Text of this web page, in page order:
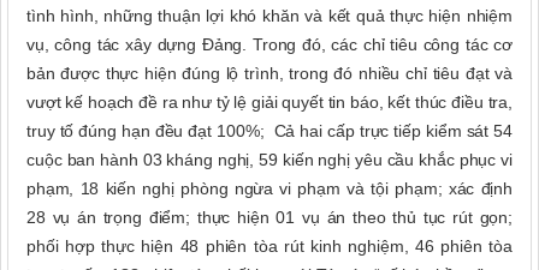
tình hình, những thuận lợi khó khăn và kết quả thực hiện nhiệm
vụ, công tác xây dựng Đảng. Trong đó, các chỉ tiêu công tác cơ
bản được thực hiện đúng lộ trình, trong đó nhiều chỉ tiêu đạt và
vượt kế hoạch đề ra như tỷ lệ giải quyết tin báo, kết thúc điều tra,
truy tố đúng hạn đều đạt 100%; Cả hai cấp trực tiếp kiểm sát 54
cuộc ban hành 03 kháng nghị, 59 kiến nghị yêu cầu khắc phục vi
phạm, 18 kiến nghị phòng ngừa vi phạm và tội phạm; xác định
28 vụ án trọng điểm; thực hiện 01 vụ án theo thủ tục rút gọn;
phối hợp thực hiện 48 phiên tòa rút kinh nghiệm, 46 phiên tòa